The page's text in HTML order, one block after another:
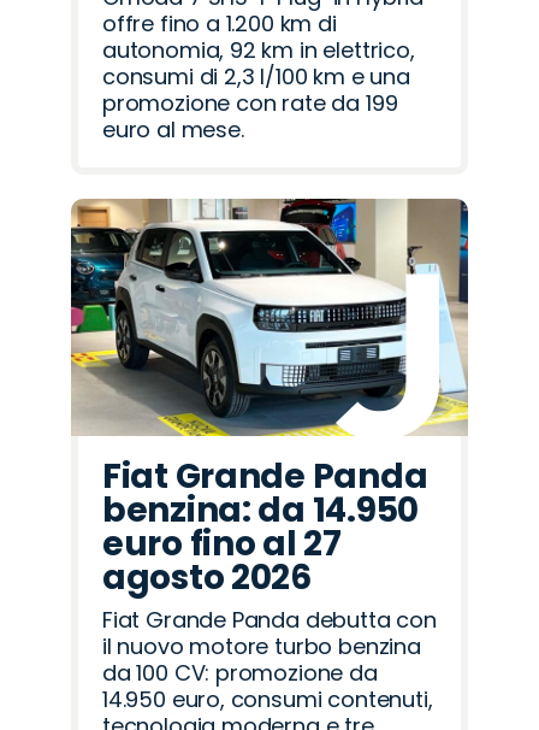
offre fino a 1.200 km di
autonomia, 92 km in elettrico,
consumi di 2,3 l/100 km e una
promozione con rate da 199
euro al mese.
Fiat Grande Panda
benzina: da 14.950
euro fino al 27
agosto 2026
Fiat Grande Panda debutta con
il nuovo motore turbo benzina
da 100 CV: promozione da
14.950 euro, consumi contenuti,